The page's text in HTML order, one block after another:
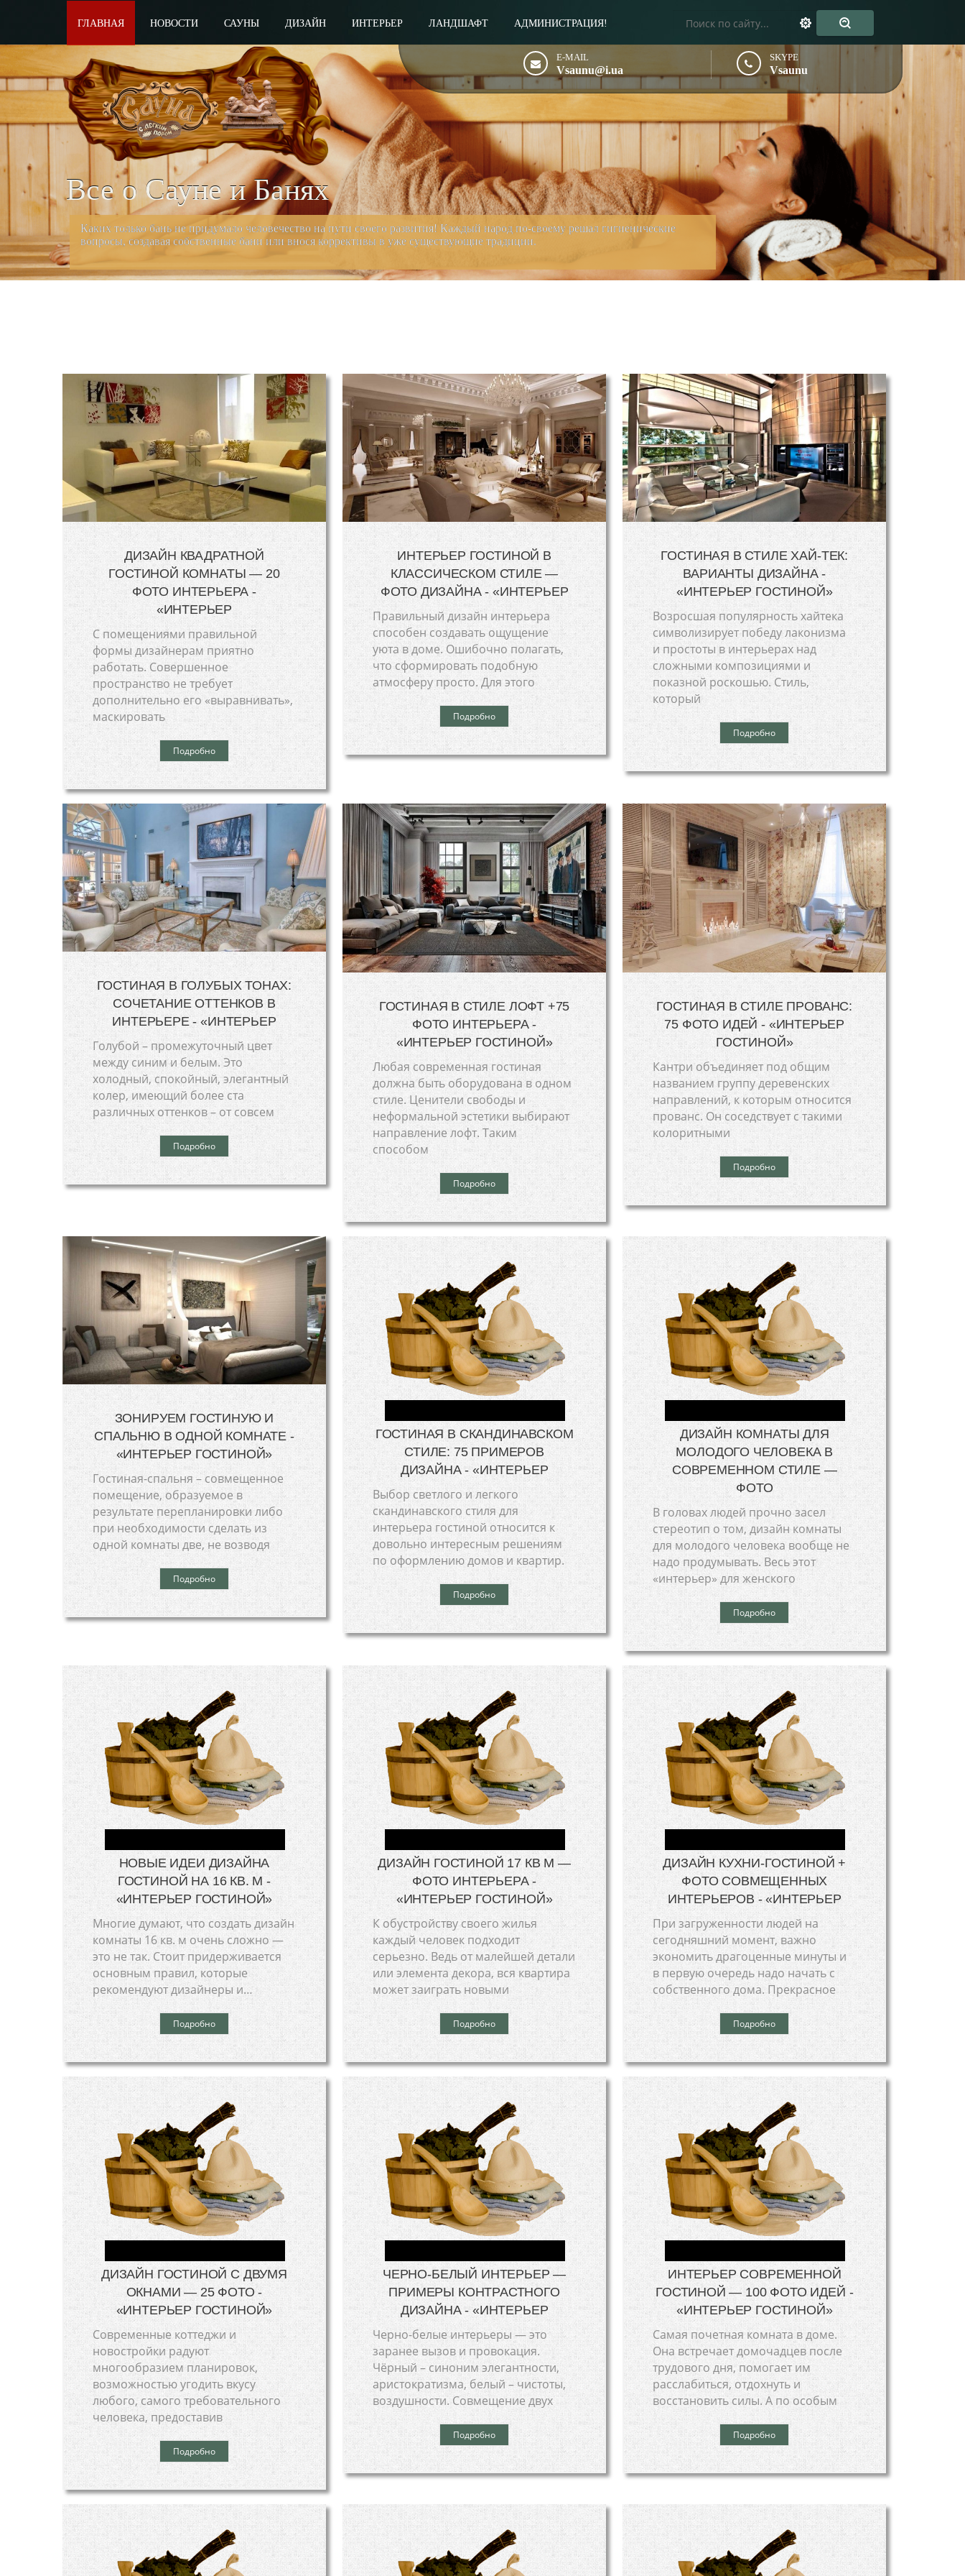
Все о Сауне и Банях
Каких только бань не придумало человечество на пути своего развития! Каждый народ по-своему решал гигиенические
вопросы, создавая собственные бани или внося коррективы в уже существующие традиции.
SKYPE
Vsaunu
E-MAIL
Vsaunu@i.ua
ГЛАВНАЯ НОВОСТИ САУНЫ ДИЗАЙН ИНТЕРЬЕР ЛАНДШАФТ АДМИНИСТРАЦИЯ!
ДИЗАЙН КВАДРАТНОЙ
ГОСТИНОЙ КОМНАТЫ — 20
ФОТО ИНТЕРЬЕРА -
«ИНТЕРЬЕР
С помещениями правильной
формы дизайнерам приятно
работать. Совершенное
пространство не требует
дополнительно его «выравнивать»,
маскировать
Подробно
ИНТЕРЬЕР ГОСТИНОЙ В
КЛАССИЧЕСКОМ СТИЛЕ —
ФОТО ДИЗАЙНА - «ИНТЕРЬЕР
Правильный дизайн интерьера
способен создавать ощущение
уюта в доме. Ошибочно полагать,
что сформировать подобную
атмосферу просто. Для этого
Подробно
ГОСТИНАЯ В СТИЛЕ ХАЙ-ТЕК:
ВАРИАНТЫ ДИЗАЙНА -
«ИНТЕРЬЕР ГОСТИНОЙ»
Возросшая популярность хайтека
символизирует победу лаконизма
и простоты в интерьерах над
сложными композициями и
показной роскошью. Стиль,
который
Подробно
ГОСТИНАЯ В ГОЛУБЫХ ТОНАХ:
СОЧЕТАНИЕ ОТТЕНКОВ В
ИНТЕРЬЕРЕ - «ИНТЕРЬЕР
Голубой – промежуточный цвет
между синим и белым. Это
холодный, спокойный, элегантный
колер, имеющий более ста
различных оттенков – от совсем
Подробно
ГОСТИНАЯ В СТИЛЕ ЛОФТ +75
ФОТО ИНТЕРЬЕРА -
«ИНТЕРЬЕР ГОСТИНОЙ»
Любая современная гостиная
должна быть оборудована в одном
стиле. Ценители свободы и
неформальной эстетики выбирают
направление лофт. Таким
способом
Подробно
ГОСТИНАЯ В СТИЛЕ ПРОВАНС:
75 ФОТО ИДЕЙ - «ИНТЕРЬЕР
ГОСТИНОЙ»
Кантри объединяет под общим
названием группу деревенских
направлений, к которым относится
прованс. Он соседствует с такими
колоритными
Подробно
ЗОНИРУЕМ ГОСТИНУЮ И
СПАЛЬНЮ В ОДНОЙ КОМНАТЕ -
«ИНТЕРЬЕР ГОСТИНОЙ»
Гостиная-спальня – совмещенное
помещение, образуемое в
результате перепланировки либо
при необходимости сделать из
одной комнаты две, не возводя
Подробно
ГОСТИНАЯ В СКАНДИНАВСКОМ
СТИЛЕ: 75 ПРИМЕРОВ
ДИЗАЙНА - «ИНТЕРЬЕР
Выбор светлого и легкого
скандинавского стиля для
интерьера гостиной относится к
довольно интересным решениям
по оформлению домов и квартир.
Подробно
ДИЗАЙН КОМНАТЫ ДЛЯ
МОЛОДОГО ЧЕЛОВЕКА В
СОВРЕМЕННОМ СТИЛЕ —
ФОТО
В головах людей прочно засел
стереотип о том, дизайн комнаты
для молодого человека вообще не
надо продумывать. Весь этот
«интерьер» для женского
Подробно
НОВЫЕ ИДЕИ ДИЗАЙНА
ГОСТИНОЙ НА 16 КВ. М -
«ИНТЕРЬЕР ГОСТИНОЙ»
Многие думают, что создать дизайн
комнаты 16 кв. м очень сложно —
это не так. Стоит придерживается
основным правил, которые
рекомендуют дизайнеры и…
Подробно
ДИЗАЙН ГОСТИНОЙ 17 КВ М —
ФОТО ИНТЕРЬЕРА -
«ИНТЕРЬЕР ГОСТИНОЙ»
К обустройству своего жилья
каждый человек подходит
серьезно. Ведь от малейшей детали
или элемента декора, вся квартира
может заиграть новыми
Подробно
ДИЗАЙН КУХНИ-ГОСТИНОЙ +
ФОТО СОВМЕЩЕННЫХ
ИНТЕРЬЕРОВ - «ИНТЕРЬЕР
При загруженности людей на
сегодняшний момент, важно
экономить драгоценные минуты и
в первую очередь надо начать с
собственного дома. Прекрасное
Подробно
ДИЗАЙН ГОСТИНОЙ С ДВУМЯ
ОКНАМИ — 25 ФОТО -
«ИНТЕРЬЕР ГОСТИНОЙ»
Современные коттеджи и
новостройки радуют
многообразием планировок,
возможностью угодить вкусу
любого, самого требовательного
человека, предоставив
Подробно
ЧЕРНО-БЕЛЫЙ ИНТЕРЬЕР —
ПРИМЕРЫ КОНТРАСТНОГО
ДИЗАЙНА - «ИНТЕРЬЕР
Черно-белые интерьеры — это
заранее вызов и провокация.
Чёрный – синоним элегантности,
аристократизма, белый – чистоты,
воздушности. Совмещение двух
Подробно
ИНТЕРЬЕР СОВРЕМЕННОЙ
ГОСТИНОЙ — 100 ФОТО ИДЕЙ -
«ИНТЕРЬЕР ГОСТИНОЙ»
Самая почетная комната в доме.
Она встречает домочадцев после
трудового дня, помогает им
расслабиться, отдохнуть и
восстановить силы. А по особым
Подробно